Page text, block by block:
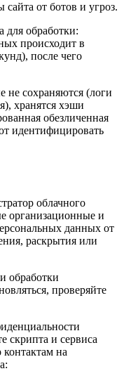
от ботов и угроз.
для обработки:
происходит в
после чего
не сохраняются (логи
хранятся хэши
обезличенная
идентифицировать
облачного
организационные и
данных от
раскрытия или
обработки
проверяйте
скрипта и сервиса
на